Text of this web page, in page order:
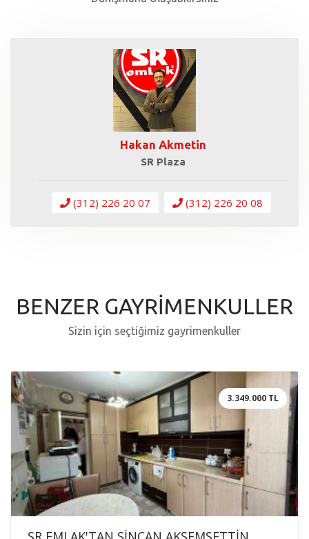
Hakan Akmetin
SR Plaza
(312) 226 20 07 (312) 226 20 08
BENZER GAYRİMENKULLER
Sizin için seçtiğimiz gayrimenkuller
3.349.000 TL